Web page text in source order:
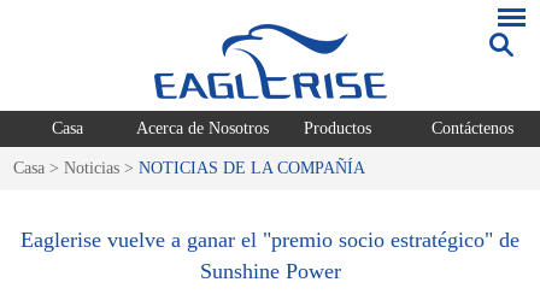
Casa Acerca de Nosotros Productos Contáctenos
Casa >Noticias >NOTICIAS DE LA COMPAÑÍA
Eaglerise vuelve a ganar el "premio socio estratégico" de
Sunshine Power